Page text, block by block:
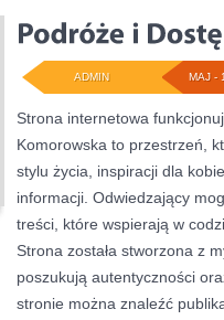
MAJ -
ADMIN
Strona internetowa
Komorowska to przestrzeń,
stylu życia, inspiracji dla
informacji. Odwiedzający
treści, które wspierają w
Strona została stworzona z
poszukują autentyczności
stronie można znaleźć